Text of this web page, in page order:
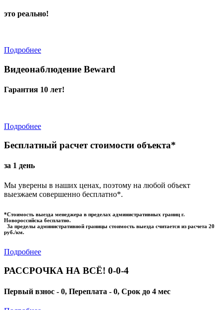
это реально!
Подробнее
Видеонаблюдение Beward
Гарантия 10 лет!
Подробнее
Бесплатный расчет стоимости объекта*
за 1 день
Мы уверены в наших ценах, поэтому на любой объект
выезжаем совершенно бесплатно*.
*Стоимость выезда менеджера в пределах административных границ г.
Новороссийска бесплатно.
За пределы административной границы стоимость выезда считается из расчета 20
руб./км.
Подробнее
РАССРОЧКА НА ВСЁ! 0-0-4
Первый взнос - 0, Переплата - 0, Срок до 4 мес